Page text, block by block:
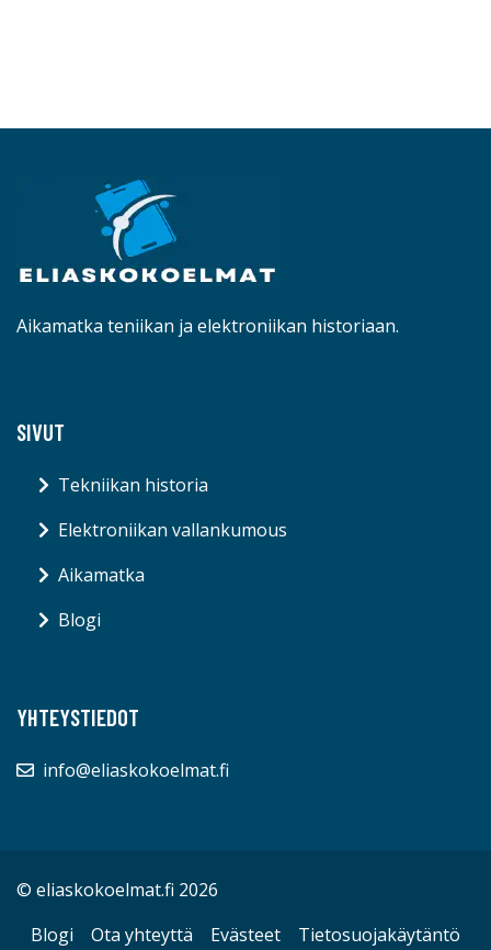
Aikamatka teniikan ja elektroniikan historiaan.
SIVUT
Tekniikan historia
Elektroniikan vallankumous
Aikamatka
Blogi
YHTEYSTIEDOT
info@eliaskokoelmat.fi
© eliaskokoelmat.fi 2026
Blogi
Ota yhteyttä Evästeet Tietosuojakäytäntö